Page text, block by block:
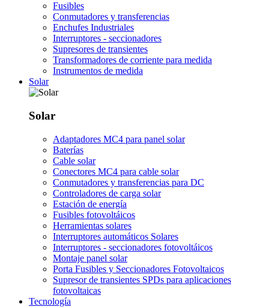
Fusibles
Conmutadores y transferencias
Enchufes Industriales
Interruptores - seccionadores
Supresores de transientes
Transformadores de corriente para medida
Instrumentos de medida
Solar
Solar
Adaptadores MC4 para panel solar
Baterías
Cable solar
Conectores MC4 para cable solar
Conmutadores y transferencias para DC
Controladores de carga solar
Estación de energía
Fusibles fotovoltáicos
Herramientas solares
Interruptores automáticos Solares
Interruptores - seccionadores fotovoltáicos
Montaje panel solar
Porta Fusibles y Seccionadores Fotovoltaicos
Supresor de transientes SPDs para aplicaciones
fotovoltaicas
Tecnología